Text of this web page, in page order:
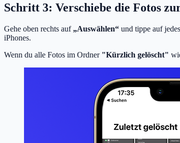
Schritt 3: Verschiebe die Fotos
Gehe oben rechts auf „Auswählen“ und tippe auf
iPhones.
Wenn du alle Fotos im Ordner "Kürzlich gelöscht"